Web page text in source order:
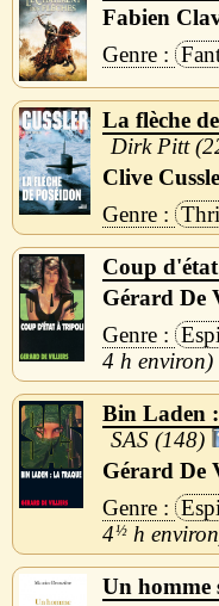
Fabien
La flèche
Dirk Pitt
Clive
Coup
Gérard De
4 h
Bin Laden
SAS (148)
Gérard De
4½ h
Un homme